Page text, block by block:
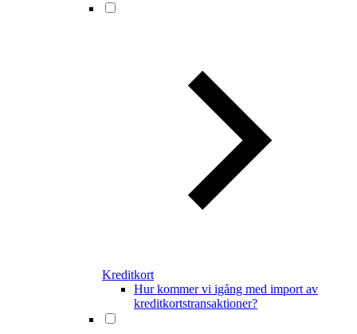
Kreditkort
Hur kommer vi igång med import av
kreditkortstransaktioner?